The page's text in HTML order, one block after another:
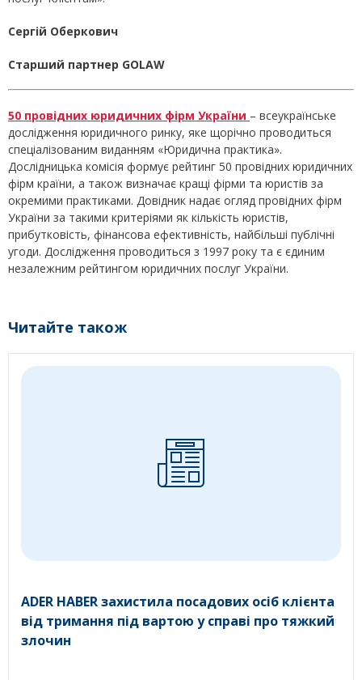
Сергій Оберкович
Старший партнер GOLAW
50 провідних юридичних фірм України – всеукраїнське
дослідження юридичного ринку, яке щорічно проводиться
спеціалізованим виданням «Юридична практика».
Дослідницька комісія формує рейтинг 50 провідних юридичних
фірм країни, а також визначає кращі фірми та юристів за
окремими практиками. Довідник надає огляд провідних фірм
України за такими критеріями як кількість юристів,
прибутковість, фінансова ефективність, найбільші публічні
угоди. Дослідження проводиться з 1997 року та є єдиним
незалежним рейтингом юридичних послуг України.
Читайте також
ADER HABER захистила посадових осіб клієнта
від тримання під вартою у справі про тяжкий
злочин